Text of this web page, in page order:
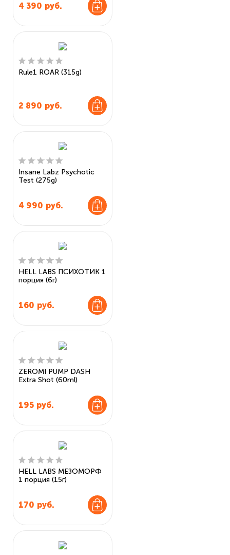
4 390 руб.
Rule1 ROAR (315g)
2 890 руб.
Insane Labz Psychotic
Test (275g)
4 990 руб.
HELL LABS ПСИХОТИК 1
порция (6г)
160 руб.
ZEROMI PUMP DASH
Extra Shot (60ml)
195 руб.
HELL LABS МЕЗОМОРФ
1 порция (15г)
170 руб.